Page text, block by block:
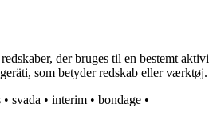
der bruges til en bestemt
som betyder redskab eller værktøj.
• svada • interim • bondage •